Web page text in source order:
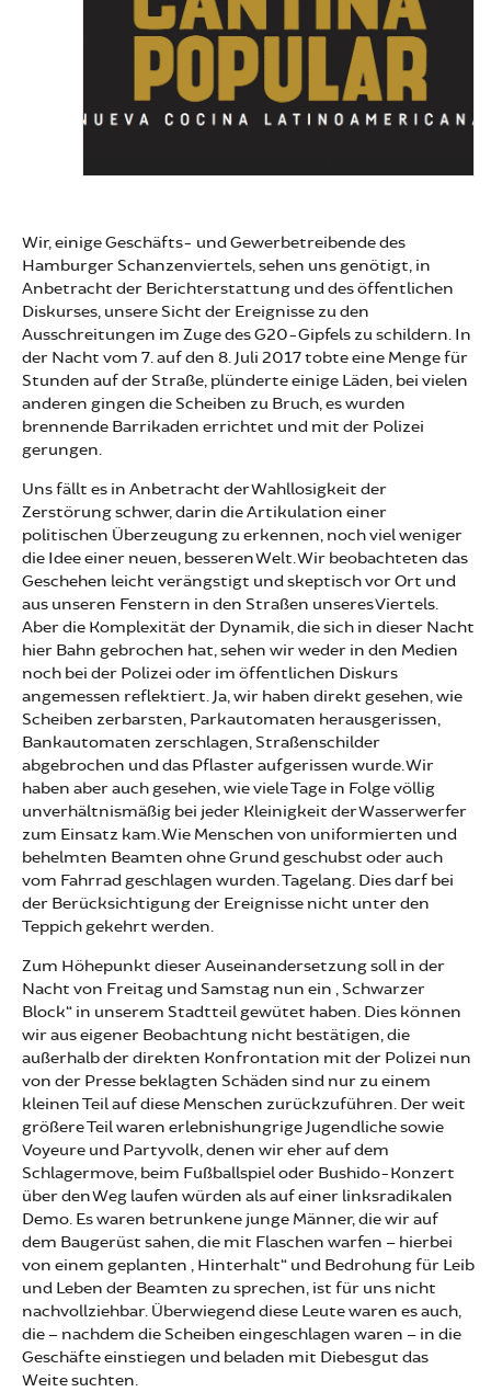
Wir, einige Geschäfts- und Gewerbetreibende des
Hamburger Schanzenviertels, sehen uns genötigt, in
Anbetracht der Berichterstattung und des öffentlichen
Diskurses, unsere Sicht der Ereignisse zu den
Ausschreitungen im Zuge des G20-Gipfels zu schildern. In
der Nacht vom 7. auf den 8. Juli 2017 tobte eine Menge für
Stunden auf der Straße, plünderte einige Läden, bei vielen
anderen gingen die Scheiben zu Bruch, es wurden
brennende Barrikaden errichtet und mit der Polizei
gerungen.
Uns fällt es in Anbetracht der Wahllosigkeit der
Zerstörung schwer, darin die Artikulation einer
politischen Überzeugung zu erkennen, noch viel weniger
die Idee einer neuen, besseren Welt. Wir beobachteten das
Geschehen leicht verängstigt und skeptisch vor Ort und
aus unseren Fenstern in den Straßen unseres Viertels.
Aber die Komplexität der Dynamik, die sich in dieser Nacht
hier Bahn gebrochen hat, sehen wir weder in den Medien
noch bei der Polizei oder im öffentlichen Diskurs
angemessen reflektiert. Ja, wir haben direkt gesehen, wie
Scheiben zerbarsten, Parkautomaten herausgerissen,
Bankautomaten zerschlagen, Straßenschilder
abgebrochen und das Pflaster aufgerissen wurde. Wir
haben aber auch gesehen, wie viele Tage in Folge völlig
unverhältnismäßig bei jeder Kleinigkeit der Wasserwerfer
zum Einsatz kam. Wie Menschen von uniformierten und
behelmten Beamten ohne Grund geschubst oder auch
vom Fahrrad geschlagen wurden. Tagelang. Dies darf bei
der Berücksichtigung der Ereignisse nicht unter den
Teppich gekehrt werden.
Zum Höhepunkt dieser Auseinandersetzung soll in der
Nacht von Freitag und Samstag nun ein „Schwarzer
Block“ in unserem Stadtteil gewütet haben. Dies können
wir aus eigener Beobachtung nicht bestätigen, die
außerhalb der direkten Konfrontation mit der Polizei nun
von der Presse beklagten Schäden sind nur zu einem
kleinen Teil auf diese Menschen zurückzuführen. Der weit
größere Teil waren erlebnishungrige Jugendliche sowie
Voyeure und Partyvolk, denen wir eher auf dem
Schlagermove, beim Fußballspiel oder Bushido-Konzert
über den Weg laufen würden als auf einer linksradikalen
Demo. Es waren betrunkene junge Männer, die wir auf
dem Baugerüst sahen, die mit Flaschen warfen – hierbei
von einem geplanten „Hinterhalt“ und Bedrohung für Leib
und Leben der Beamten zu sprechen, ist für uns nicht
nachvollziehbar. Überwiegend diese Leute waren es auch,
die – nachdem die Scheiben eingeschlagen waren – in die
Geschäfte einstiegen und beladen mit Diebesgut das
Weite suchten.